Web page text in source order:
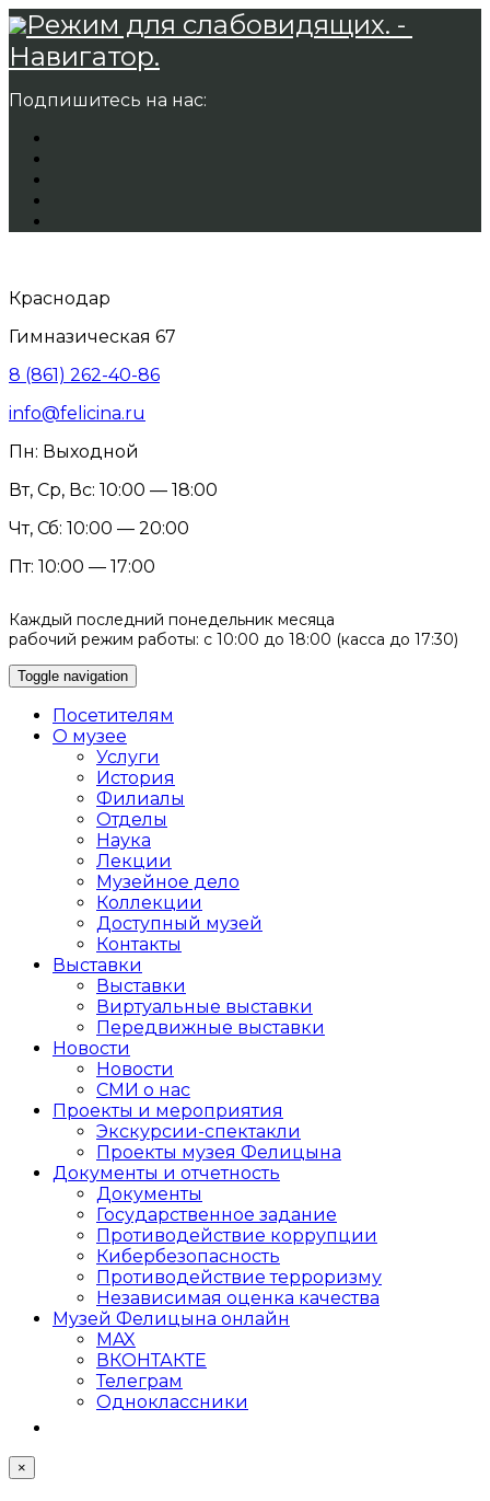
Режим для слабовидящих. -
Навигатор.
Подпишитесь на нас:
Краснодар
Гимназическая 67
8 (861) 262-40-86
info@felicina.ru
Пн: Выходной
Вт, Ср, Вс: 10:00 — 18:00
Чт, Сб: 10:00 — 20:00
Пт: 10:00 — 17:00
Каждый последний понедельник месяца
рабочий режим работы: с 10:00 до 18:00 (касса до 17:30)
Toggle navigation
Посетителям
О музее
Услуги
История
Филиалы
Отделы
Наука
Лекции
Музейное дело
Коллекции
Доступный музей
Контакты
Выставки
Выставки
Виртуальные выставки
Передвижные выставки
Новости
Новости
СМИ о нас
Проекты и мероприятия
Экскурсии-спектакли
Проекты музея Фелицына
Документы и отчетность
Документы
Государственное задание
Противодействие коррупции
Кибер­безопасность
Противодействие терроризму
Независимая оценка качества
Музей Фелицына онлайн
MAX
ВКОНТАКТЕ
Телеграм
Одноклассники
×